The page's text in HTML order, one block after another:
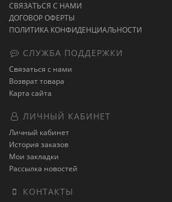
СВЯЗАТЬСЯ С НАМИ
ДОГОВОР ОФЕРТЫ
ПОЛИТИКА КОНФИДЕНЦИАЛЬНОСТИ
СЛУЖБА ПОДДЕРЖКИ
Связаться с нами
Возврат товара
Карта сайта
ЛИЧНЫЙ КАБИНЕТ
Личный кабинет
История заказов
Мои закладки
Рассылка новостей
КОНТАКТЫ